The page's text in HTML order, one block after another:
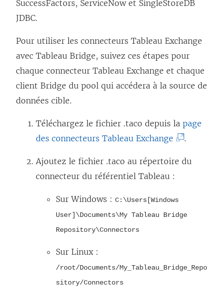
n
o
u
v
r
d
a
s
u
n
e
n
v
SuccessFactors, ServiceNow et SingleStoreDB
JDBC.
Pour utiliser les connecteurs Tableau Exchange
avec Tableau Bridge, suivez ces étapes pour
chaque connecteur Tableau Exchange et chaque
client Bridge du pool qui accédera à la source de
données cible.
Téléchargez le fichier .taco depuis la page
des connecteurs Tableau Exchange
e
l
i
e
o
.
Ajoutez le fichier .taco au répertoire du
connecteur du référentiel Tableau :
Sur Windows : C:\Users[Windows
User]\Documents\My Tableau Bridge
Repository\Connectors
Sur Linux :
/root/Documents/My_Tableau_Bridge_Repo
sitory/Connectors